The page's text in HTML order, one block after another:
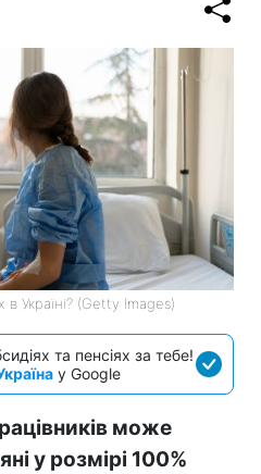
Україні? (Getty Images)
та пенсіях за тебе!
у Google
може
у розмірі 100%